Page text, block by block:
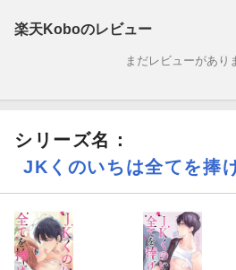
楽天Koboのレビュー
まだレビューがあり
シリーズ名：
JKくのいちは全てを捧